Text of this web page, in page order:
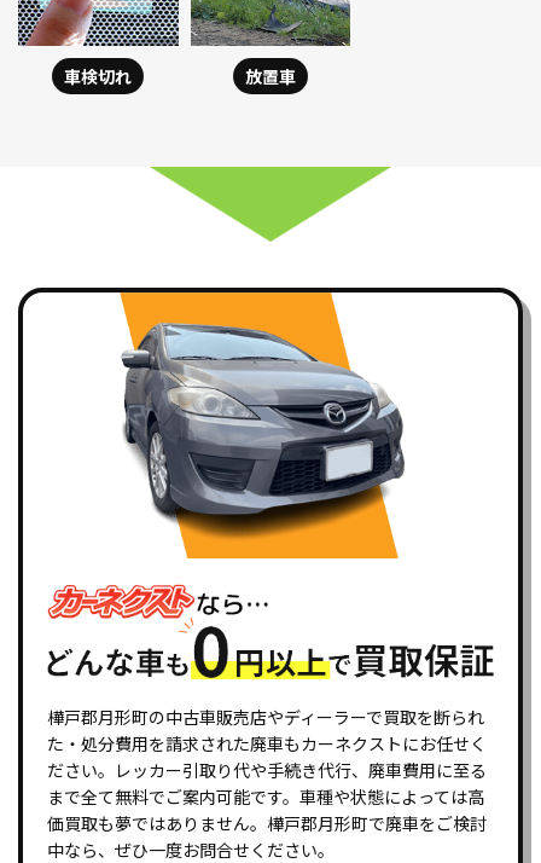
車検切れ 放置車
樺戸郡月形町の中古車販売店やディーラーで買取を断られ
た・処分費用を請求された廃車もカーネクストにお任せく
ださい。レッカー引取り代や手続き代行、廃車費用に至る
まで全て無料でご案内可能です。車種や状態によっては高
価買取も夢ではありません。樺戸郡月形町で廃車をご検討
中なら、ぜひ一度お問合せください。